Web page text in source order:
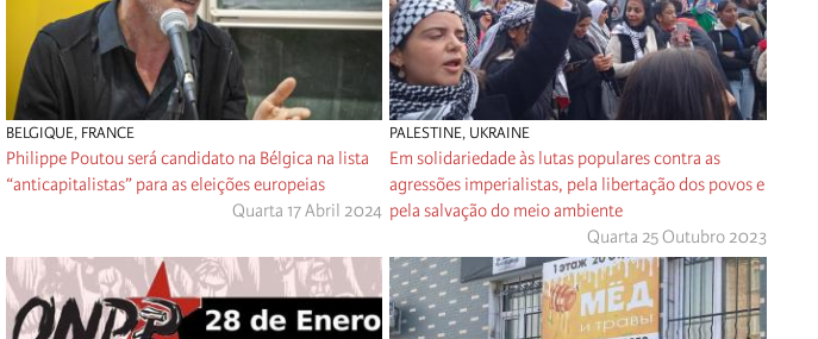
BELGIQUE, FRANCE
Philippe Poutou será candidato na Bélgica na lista
“anticapitalistas” para as eleições europeias
Quarta 17 Abril 2024
PALESTINE, UKRAINE
Em solidariedade às lutas populares contra as
agressões imperialistas, pela libertação dos povos e
pela salvação do meio ambiente
Quarta 25 Outubro 2023